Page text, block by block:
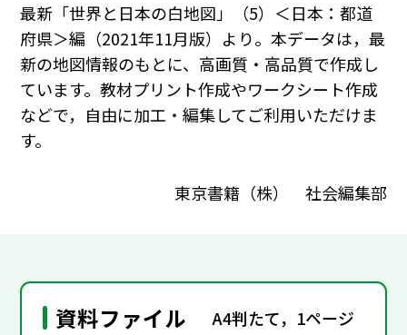
最新「世界と日本の白地図」（5）＜日本：都道
府県＞編（2021年11月版）より。本データは，最
新の地図情報のもとに、高画質・高品質で作成し
ています。教材プリント作成やワークシート作成
などで，自由に加工・編集してご利用いただけま
す。
東京書籍（株） 社会編集部
資料ファイル A4判たて，1ページ